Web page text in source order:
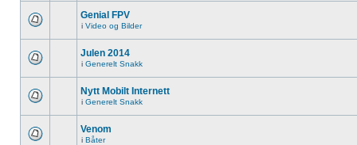
Genial FPV
i Video og Bilder
Julen 2014
i Generelt Snakk
Nytt Mobilt Internett
i Generelt Snakk
Venom
i Båter